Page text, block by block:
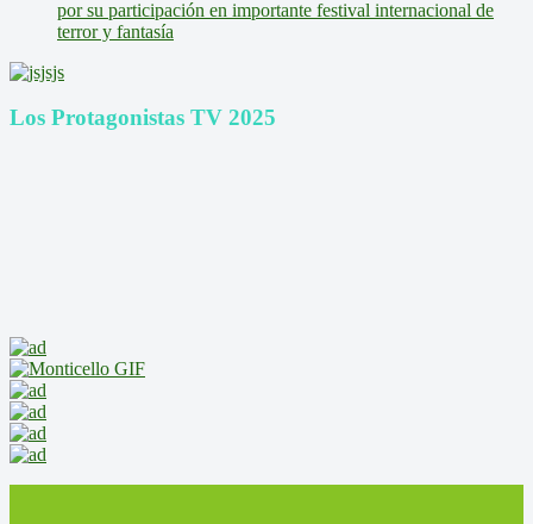
por su participación en importante festival internacional de
terror y fantasía
Los Protagonistas TV 2025